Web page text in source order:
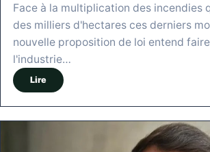
Face à la multiplication des incendies
des milliers d'hectares ces derniers
nouvelle proposition de loi entend
l'industrie…
Lire